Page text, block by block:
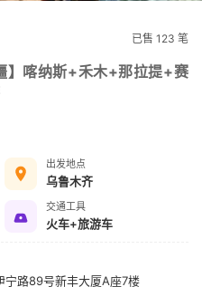
已售 123 笔
】喀纳斯+禾木+那拉提+赛
出发地点
乌鲁木齐
交通工具
火车+旅游车
宁路89号新丰大厦A座7楼